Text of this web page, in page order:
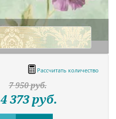
Рассчитать количество
7 950руб.
4 373руб.